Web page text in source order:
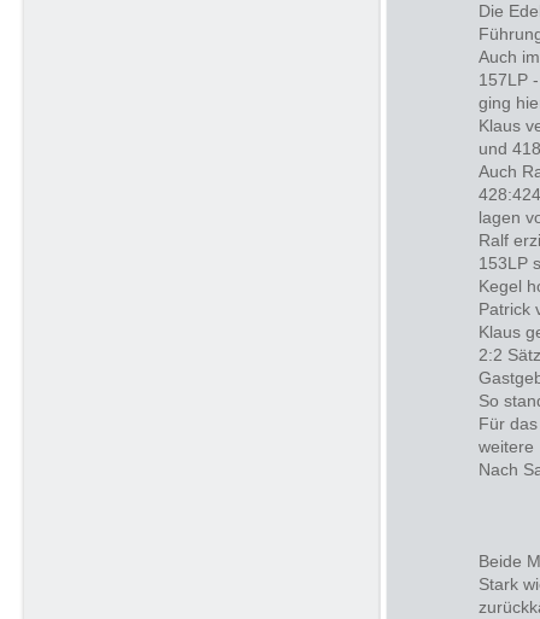
Die
Auch
157LP
ging
Klaus
und
Auch
lagen
Ralf
153LP
Kegel
Patrick
Klaus
2:2
So
Für
weitere
Nach
Beide
Stark